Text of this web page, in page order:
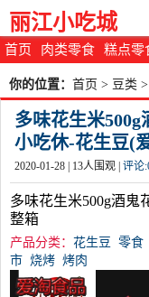
首页 肉类零食 糕点零
丽江小吃城
你的位置： 首页 > 豆类 >
多味花生米
小吃休-花生豆(
2020-01-28 | 13人围观 | 评论:
多味花生米500g酒鬼
整箱
产品分类： 花生豆 零食
市 烧烤 烤肉